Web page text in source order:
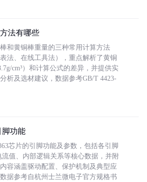
法有哪些
和黄铜棒重量的三种常用计算方法
法、在线工具法），重点解析了黄铜
cm³）和计算公式的差异，并提供实
析及选材建议，数据参考GB/T 4423-
脚功能
芯片的引脚功能及参数，包括各引脚
值、内部逻辑关系等核心数据，并附
容涵盖驱动配置、保护机制及典型应
据参考自杭州士兰微电子官方规格书